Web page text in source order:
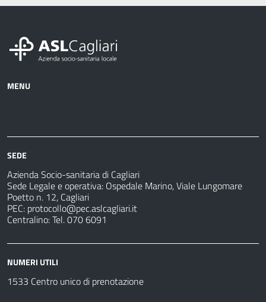
MENU
sanitarie
fare
SEDE
Azienda Socio-sanitaria di Cagliari
Sede Legale e operativa: Ospedale Marino, Viale Lungomare
Poetto n. 12, Cagliari
PEC: protocollo@pec.aslcagliari.it
Centralino: Tel. 070 6091
NUMERI UTILI
1533 Centro unico di prenotazione